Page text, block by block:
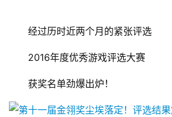
经过历时近两个月的紧张评选
2016年度优秀游戏评选大赛
获奖名单劲爆出炉！